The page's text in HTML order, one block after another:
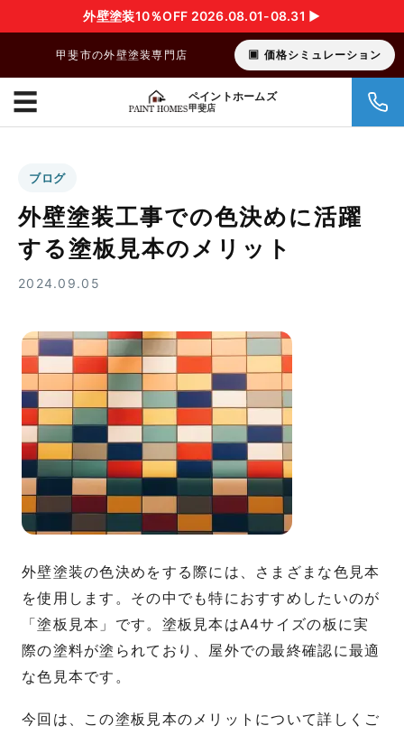
外壁塗装10％OFF 2026.08.01-08.31 ▶︎
甲斐市の外壁塗装専門店 価格シミュレーション
ペイントホームズ
甲斐店
☰
ブログ
外壁塗装工事での色決めに活躍
する塗板見本のメリット
2024.09.05
外壁塗装の色決めをする際には、さまざまな色見本
を使用します。その中でも特におすすめしたいのが
「塗板見本」です。塗板見本はA4サイズの板に実
際の塗料が塗られており、屋外での最終確認に最適
な色見本です。
今回は、この塗板見本のメリットについて詳しくご